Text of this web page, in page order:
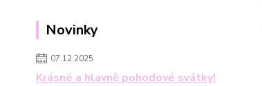
Novinky
07.12.2025
Krásné a hlavně pohodové svátky!